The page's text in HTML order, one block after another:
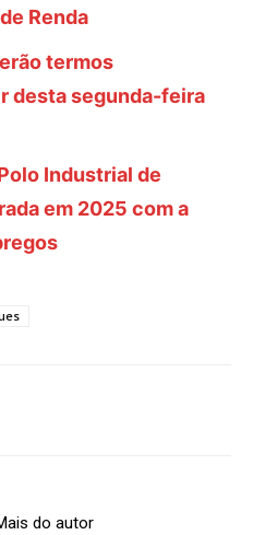
Renda
termos
desta segunda-feira
Industrial de
em 2025 com a
do autor